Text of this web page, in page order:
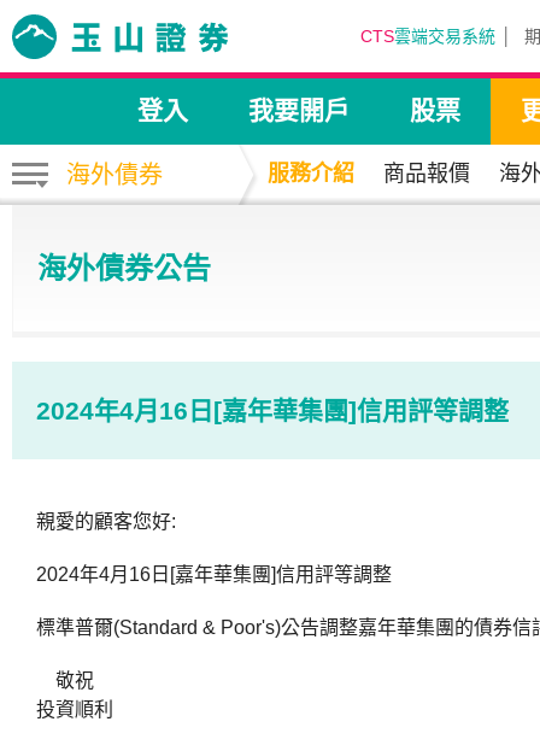
CTS雲端交易系統
登入 我要開戶 股票
海外債券 服務介紹 商品報價 海
海外債券公告
2024年4月16日[嘉年華集團]信用評等調整
親愛的顧客您好:
2024年4月16日[嘉年華集團]信用評等調整
標準普爾(Standard & Poor's)公告調整嘉年華集團的債券
敬祝
投資順利